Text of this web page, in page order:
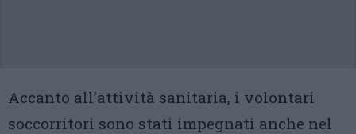
Accanto all’attività sanitaria, i volontari
soccorritori sono stati impegnati anche nel